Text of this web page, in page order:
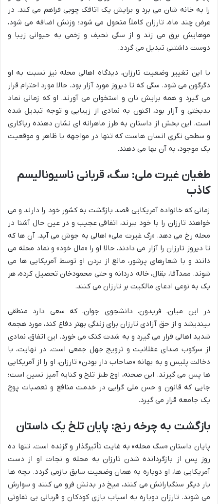
را به خانه شان می برد و برایش یک اتاقک چوبی فراهم می کند. در
عرض چند ماه، تارزان کاملاً متحول می شود؛ وزنش اضافه می شود،
موهایش برق می زند و از سگی نحیف و زخمی به حیوانی زیبا و
دوست داشتنی تبدیل می گردد.
با این تغییر وضعیت تارزان، دیدگاه اهالی محله نیز نسبت به او
دگرگون می شود. سگی که تا دیروز مورد آزار بود، حالا مورد احترام قرار
می گیرد و همه برایش نان و استخوان می آورند. او که زمانی نماد
بدبختی و آزار بود، اکنون به نمادی از زیبایی و توجه تبدیل شده
است. این بخش از داستان به طرز ماهرانه ای نشان دهنده ریاکاری
و سطحی نگری انسان هاست که تنها در مواجهه با ظاهر و موقعیت
یک موجود، به آن بها می دهند.
طغیان غیرت ملی: سگ، قربانی ناسیونالیسم
کاذب
زمانی که خانواده آمریکایی قصد بازگشت به کشور خود را دارند و می
خواهند تارزان را با خود ببرند، اتفاقی عجیب و در عین حال آشنا در
محله رخ می دهد. «رگ غیرت ملی» اهالی به جوش می آید. آن ها که
تا دیروز تارزان را آزار می دادند، حالا او را «مال خود» و نماد محله می
دانند و با شعارهای پرشور، مانع از بردن او توسط آمریکایی ها می
شوند. ممدآقا، بقال، خاله دردانه و حتی محمودخان تحصیل کرده، هر
یک به نوعی ادعای مالکیت بر تارزان می کنند.
در این میان، فریدون، دانشجوی جوان، که سعی دارد منطقی
بیندیشد و از حق آزادی تارزان برای زندگی بهتر دفاع کند، مورد هجمه
شدید اهالی قرار می گیرد و به شدت کتک می خورد. این اتفاق، نمادی
از سرکوب صدای عقلانیت و ترویج جهل جمعی است. در نهایت، با
دخالت پلیس و به بهانه «صاحاب دار بودن» تارزان، او را از آمریکایی
ها پس می گیرند. این صحنه، اوج طنز تلخ و کنایه آمیز نسین است؛
جایی که قانون و حس ملی گرایی در خدمت منافع و تعصبات پوچ
یک جامعه قرار می گیرد.
بازگشت به چرخه رنج: پایان تلخ یک داستان
پایان داستان «سگ محله» به غایت تأثیرگذار و گزنده است. تنها ده
روز پس از بازگردانده شدن تارزان به محله و نجات او از دست
آمریکایی ها، او دوباره به همان وضعیت سابق بازمی گردد. بچه ها
بار دیگر سنگبارانش می کنند، میخ در بدنش فرو می کنند و سوارش
می شوند. تارزان دوباره به اسباب بازی کودکان و قربانی بی تفاوتی